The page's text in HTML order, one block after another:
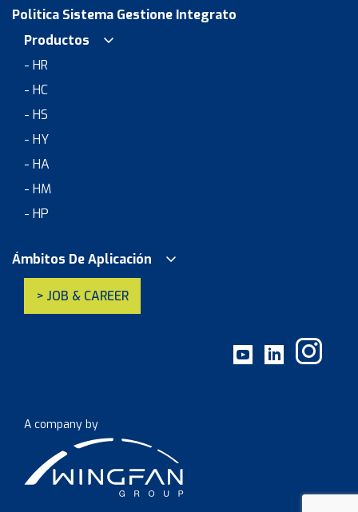
Politica Sistema Gestione Integrato
Productos
- HR
- HC
- HS
- HY
- HA
- HM
- HP
Ámbitos De Aplicación
> JOB & CAREER
A company by